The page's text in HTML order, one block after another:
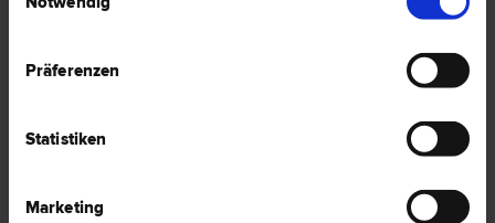
Präferenzen
Statistiken
Marketing
Dr. Walter LÖBL
4400 Steyr